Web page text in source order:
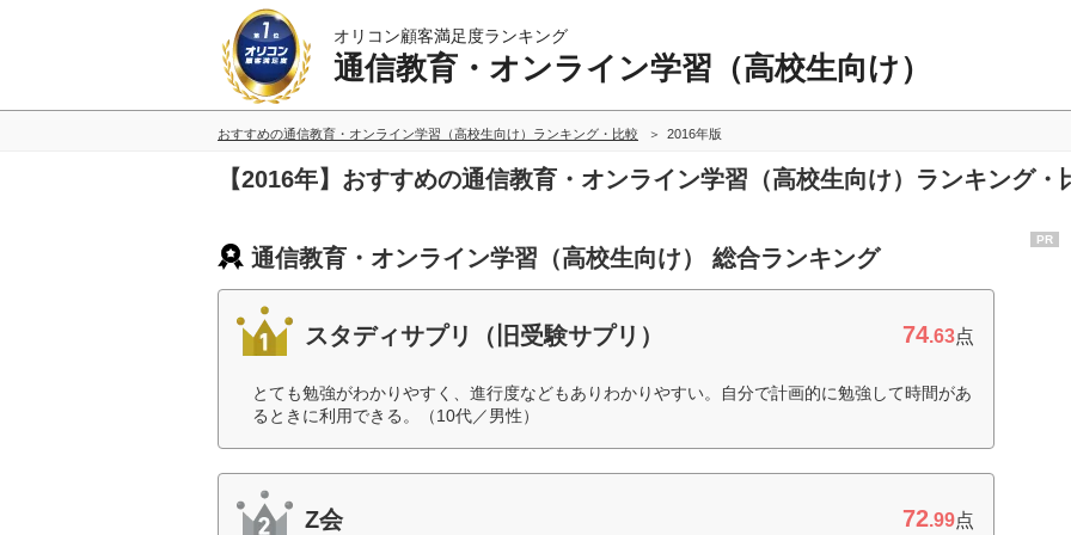
オリコン顧客満足度ランキング
通信教育・オンライン学習（高校生向け）
おすすめの通信教育・オンライン学習（高校生向け）ランキング・比較 2016年版
【2016年】おすすめの通信教育・オンライン学習（高校生向け）ランキング・
通信教育・オンライン学習（高校生向け） 総合ランキング
スタディサプリ（旧受験サプリ） 74.63点
とても勉強がわかりやすく、進行度などもありわかりやすい。自分で計画的に勉強して時間があ
るときに利用できる。（10代／男性）
Z会 72.99点
PR